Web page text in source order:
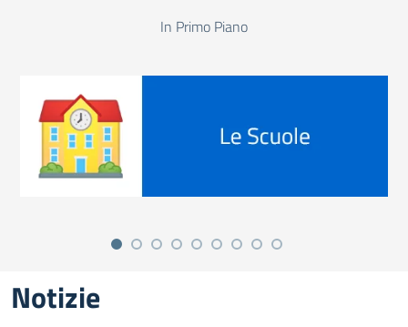
In Primo Piano
Notizie